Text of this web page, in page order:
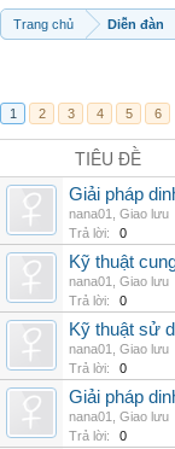
Trang chủ Diễn đàn
1 2 3 4 5 6
TIÊU ĐỀ
Giải pháp
nana01
Giao lưu
Trả lời:
0
Kỹ thuật
nana01
Giao lưu
Trả lời:
0
Kỹ thuật sử
nana01
Giao lưu
Trả lời:
0
Giải pháp
nana01
Giao lưu
Trả lời:
0